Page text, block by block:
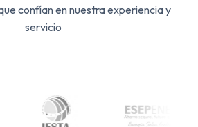
confían en nuestra experiencia y
servicio